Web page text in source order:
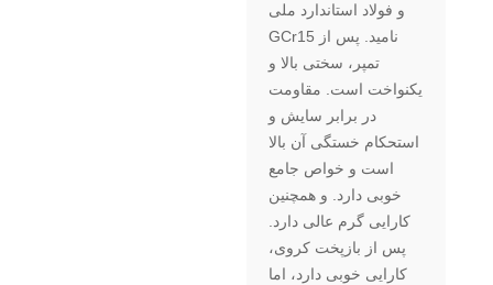
و فولاد استاندارد ملی
GCr15 نامید. پس از
تمپر، سختی بالا و
یکنواخت است. مقاومت
در برابر سایش و
استحکام خستگی آن بالا
است و خواص جامع
خوبی دارد. و همچنین
کارایی گرم عالی دارد.
پس از بازپخت کروی،
کارایی خوبی دارد، اما